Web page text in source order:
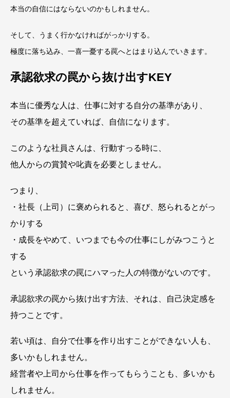
本当の自信にはならないのかもしれません。
そして、うまく行かなければがっかりする。
極度に落ち込み、一喜一憂する罠へとはまり込んでいきます。
承認欲求の罠から抜け出すKEY
本当に優秀な人は、仕事に対する自分の基準があり、
その基準を超えていれば、自信になります。
このような社員さんは、行動すっる時に、
他人からの賞賛や叱責を必要としません。
つまり、
・社長（上司）に褒められると、喜び、怒られるとがっ
かりする
・成長をやめて、いつまでも今の仕事にしがみつこうと
する
という承認欲求の罠にハマった人の特徴がないのです。
承認欲求の罠から抜け出す方法、それは、自己決定感を
持つことです。
若い頃は、自分で仕事を作り出すことができない人も、
多いかもしれません。
経営者や上司から仕事を作ってもらうことも、多いかも
しれません。